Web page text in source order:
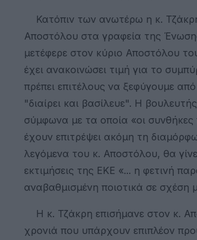
Κατόπιν των ανωτέρω η κ.
Αποστόλου στα γραφεία της
μετέφερε στον κύριο Αποστόλου
έχει ανακοινώσει τιμή για το
πρέπει επιτέλους να ξεφύγουμε
"διαίρει και βασίλευε". Η
σύμφωνα με τα οποία «οι
έχουν επιτρέψει ακόμη τη
λεγόμενα του κ. Αποστόλου, θα
εκτιμήσεις της ΕΚΕ «... η φετινή
αναβαθμισμένη ποιοτικά σε
Η κ. Τζάκρη επισήμανε στον κ.
χρονιά που υπάρχουν επιπλέον